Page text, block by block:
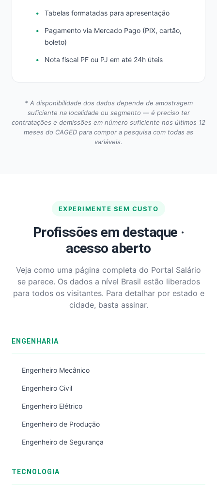
Tabelas formatadas para apresentação
Pagamento via Mercado Pago (PIX, cartão,
boleto)
Nota fiscal PF ou PJ em até 24h úteis
* A disponibilidade dos dados depende de amostragem
suficiente na localidade ou segmento — é preciso ter
contratações e demissões em número suficiente nos últimos 12
meses do CAGED para compor a pesquisa com todas as
variáveis.
EXPERIMENTE SEM CUSTO
Profissões em destaque ·
acesso aberto
Veja como uma página completa do Portal Salário
se parece. Os dados a nível Brasil estão liberados
para todos os visitantes. Para detalhar por estado e
cidade, basta assinar.
ENGENHARIA
Engenheiro Mecânico
Engenheiro Civil
Engenheiro Elétrico
Engenheiro de Produção
Engenheiro de Segurança
TECNOLOGIA